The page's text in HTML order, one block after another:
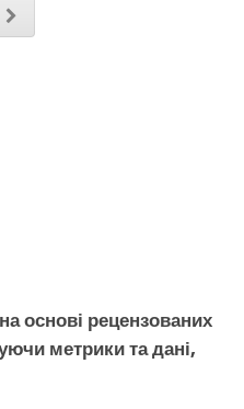
основі рецензованих
метрики та дані,